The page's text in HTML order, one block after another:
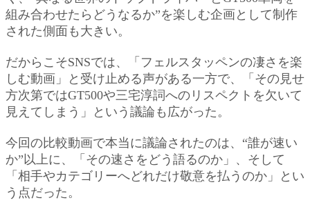
組み合わせたらどうなるか”を楽しむ企画として制作
された側面も大きい。
だからこそSNSでは、「フェルスタッペンの凄さを楽
しむ動画」と受け止める声がある一方で、「その見せ
方次第ではGT500や三宅淳詞へのリスペクトを欠いて
見えてしまう」という議論も広がった。
今回の比較動画で本当に議論されたのは、“誰が速い
か”以上に、「その速さをどう語るのか」、そして
「相手やカテゴリーへどれだけ敬意を払うのか」とい
う点だった。